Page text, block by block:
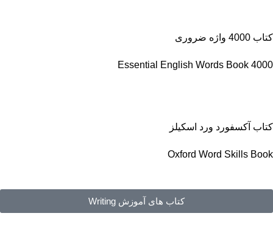
کتاب 4000 واژه ضروری
4000 Essential English Words Book
کتاب آکسفورد ورد اسکیلز
Oxford Word Skills Book
کتاب های آموزش Writing